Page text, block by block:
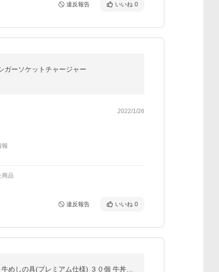
違反報告 いいね 0
ーソケットチャージャー
2022/1/26
報
商品
違反報告 いいね 0